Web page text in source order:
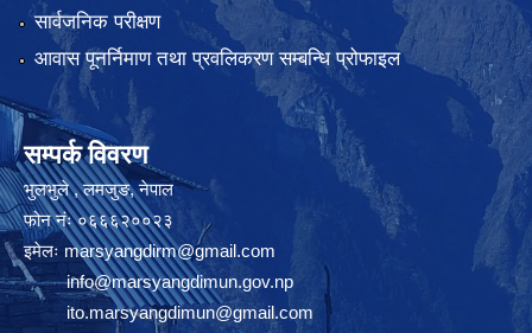
सार्वजनिक परीक्षण
आवास पूनर्निमाण तथा प्रवलिकरण सम्बन्धि प्रोफाइल
सम्पर्क विवरण
भुलभुले , लमजुङ, नेपाल
फोन नंः ०६६६२००२३
इमेलः marsyangdirm@gmail.com
info@marsyangdimun.gov.np
ito.marsyangdimun@gmail.com